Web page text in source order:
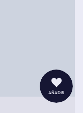
añadir